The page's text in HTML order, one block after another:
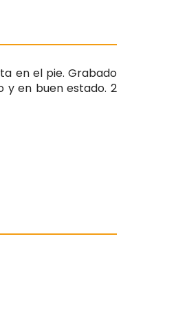
en el pie. Grabado
y en buen estado. 2